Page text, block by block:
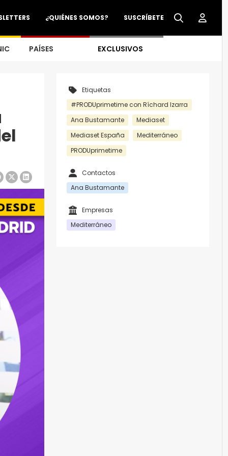
SUSCRÍBETE
¿QUIÉNES SOMOS?
PAÍSES EXCLUSIVOS
Etiquetas
#PRODUprimetime con Ríchard Izarra
Ana Bustamante
Mediaset
Mediaset España
Mediterráneo
PRODUprimetime
Contactos
Ana Bustamante
Empresas
Mediterráneo